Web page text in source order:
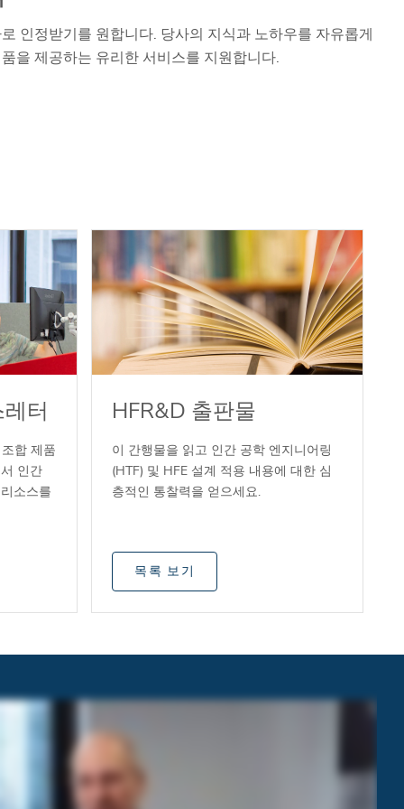
인정받기를 원합니다. 당사의 지식과 노하우를 자유롭게
을 제공하는 유리한 서비스를 지원합니다.
터
합 제품
인간
소스를
HFR&D 출판물
이 간행물을 읽고 인간 공학 엔지니어링
(HTF) 및 HFE 설계 적용 내용에 대한 심
층적인 통찰력을 얻으세요.
목록 보기